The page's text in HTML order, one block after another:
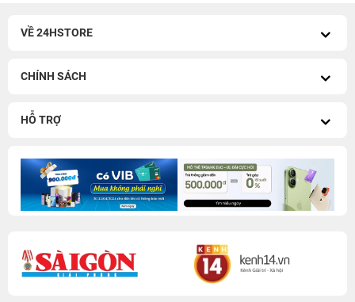
VỀ 24HSTORE
CHÍNH SÁCH
HỖ TRỢ